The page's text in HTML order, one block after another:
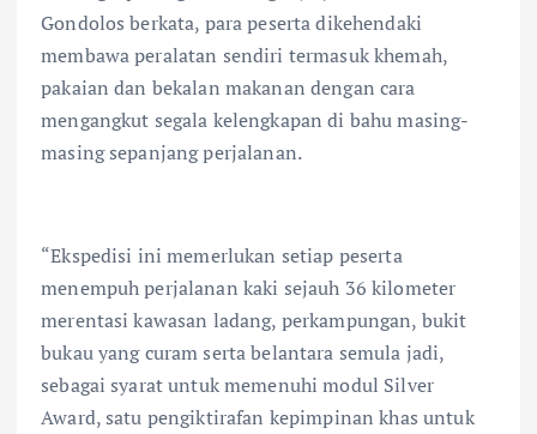
Gondolos berkata, para peserta dikehendaki
membawa peralatan sendiri termasuk khemah,
pakaian dan bekalan makanan dengan cara
mengangkut segala kelengkapan di bahu masing-
masing sepanjang perjalanan.
“Ekspedisi ini memerlukan setiap peserta
menempuh perjalanan kaki sejauh 36 kilometer
merentasi kawasan ladang, perkampungan, bukit
bukau yang curam serta belantara semula jadi,
sebagai syarat untuk memenuhi modul Silver
Award, satu pengiktirafan kepimpinan khas untuk